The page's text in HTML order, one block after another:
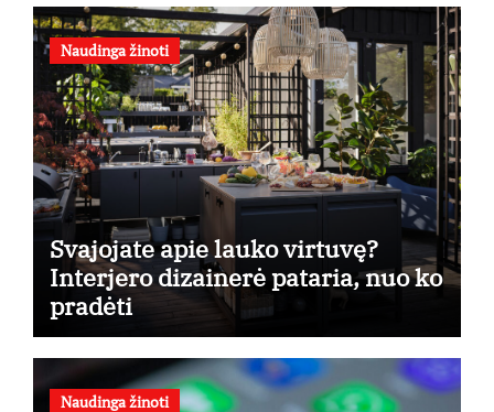
Naudinga žinoti
Svajojate apie lauko virtuvę?
Interjero dizainerė pataria, nuo ko
pradėti
Naudinga žinoti